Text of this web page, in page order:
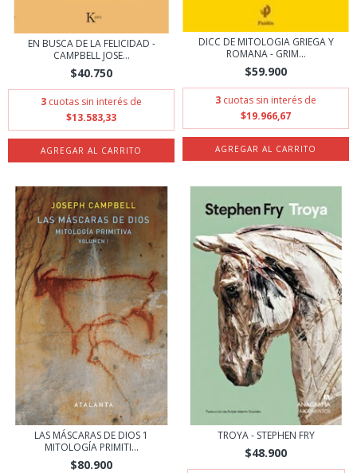
EN BUSCA DE LA FELICIDAD -
CAMPBELL JOSE...
$40.750
3 cuotas sin interés de
$13.583,33
DICC DE MITOLOGIA GRIEGA Y
ROMANA - GRIM...
$59.900
3 cuotas sin interés de
$19.966,67
LAS MÁSCARAS DE DIOS 1
MITOLOGÍA PRIMITI...
$80.900
TROYA - STEPHEN FRY
$48.900